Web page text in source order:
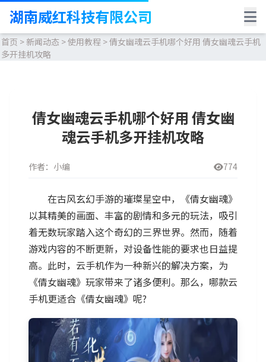
湖南威红科技有限公司
首页 >新闻动态 >使用教程 >倩女幽魂云手机哪个好用 倩女幽魂云手机
多开挂机攻略
倩女幽魂云手机哪个好用 倩女幽
魂云手机多开挂机攻略
作者：小编 774
在古风玄幻手游的璀璨星空中，《倩女幽魂》
以其精美的画面、丰富的剧情和多元的玩法，吸引
着无数玩家踏入这个奇幻的三界世界。然而，随着
游戏内容的不断更新，对设备性能的要求也日益提
高。此时，云手机作为一种新兴的解决方案，为
《倩女幽魂》玩家带来了诸多便利。那么，哪款云
手机更适合《倩女幽魂》呢?